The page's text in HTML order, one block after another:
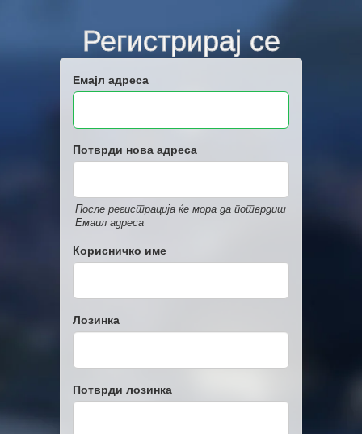
Регистрирај се
Емајл адреса
Потврди нова адреса
После регистрација ќе мора да потврдиш
Емаил адреса
Корисничко име
Лозинка
Потврди лозинка